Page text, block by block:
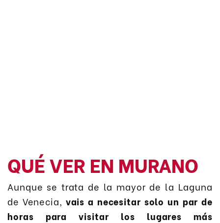
QUÉ VER EN MURANO
Aunque se trata de la mayor de la Laguna
de Venecia, vais a necesitar solo un par de
horas para visitar los lugares más